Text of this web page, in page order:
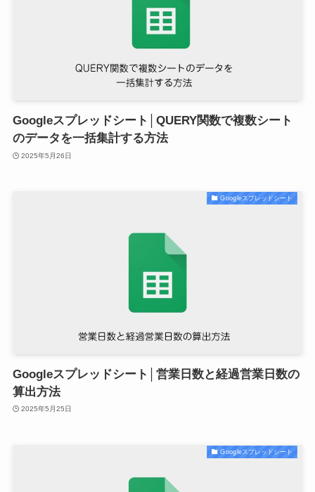
Googleスプレッドシート│QUERY関数で複数シート
のデータを一括集計する方法
2025年5月26日
Googleスプレッドシート
Googleスプレッドシート│営業日数と経過営業日数の
算出方法
2025年5月25日
Googleスプレッドシート